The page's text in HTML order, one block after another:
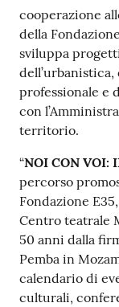
cooperazione
della
sviluppa
dell’urbanistica,
professionale e
con
territorio.
“NOI CON VOI:
percorso
Fondazione
Centro teatrale
50 anni dalla
Pemba in
calendario di
culturali,